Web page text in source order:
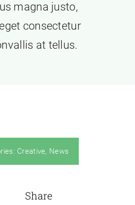
magna justo,
consectetur
at tellus.
Creative, News
Share